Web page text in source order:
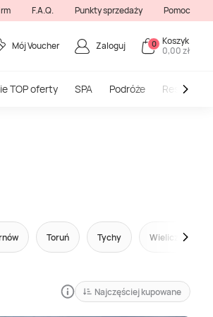
F.A.Q. Punkty sprzedaży Pomoc
Mój Voucher Zaloguj 0 Koszyk
0,00 zł
TOP oferty SPA Podróże
Toruń Tychy Wieliczka
Najczęściej kupowane